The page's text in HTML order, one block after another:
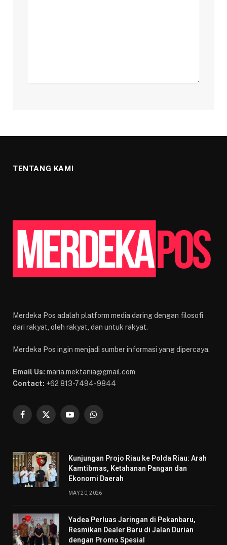
TENTANG KAMI
Merdeka Pos adalah platform media daring dengan filosofi
dari rakyat, oleh rakyat, dan untuk rakyat.
Merdeka Pos ingin menjadi sumber informasi yang dipercaya.
Email Us: maria.mektania@gmail.com
Contact: +62 813-7494-9844
Facebook
X
YouTubeWhatsApp
Kunjungan Projo Riau ke Polda Riau: Arah
Kamtibmas, Ketahanan Pangan dan
Ekonomi Daerah
MAY 20, 2026
Yadea Perluas Jaringan di Pekanbaru,
Resmikan Dealer Baru di Jalan Durian
dengan Promo Spesial